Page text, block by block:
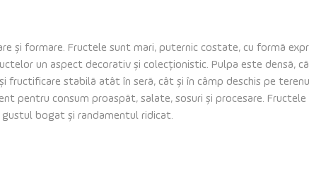
și formare. Fructele sunt mari, puternic costate, cu formă
un aspect decorativ și colecționistic. Pulpa este densă,
stabilă atât în seră, cât și în câmp deschis pe
pentru consum proaspăt, salate, sosuri și procesare. Fructele
bogat și randamentul ridicat.